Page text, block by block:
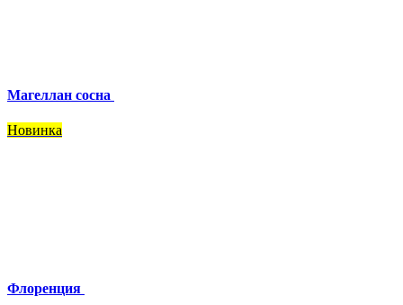
Магеллан сосна
Новинка
Флоренция